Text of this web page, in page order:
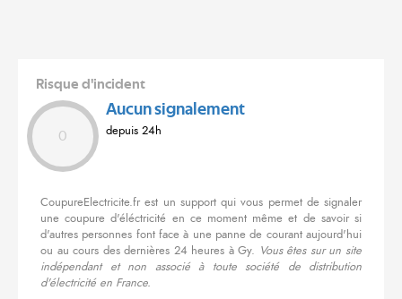
Risque d'incident
0
Aucun signalement
depuis 24h
CoupureElectricite.fr est un support qui vous permet de signaler
une coupure d'éléctricité en ce moment même et de savoir si
d'autres personnes font face à une panne de courant aujourd'hui
ou au cours des dernières 24 heures à Gy. Vous êtes sur un site
indépendant et non associé à toute société de distribution
d'électricité en France.